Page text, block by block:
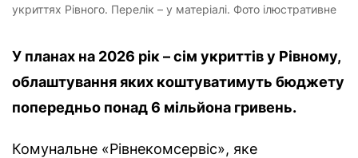
укриттях Рівного. Перелік – у матеріалі. Фото ілюстративне
У планах на 2026 рік – сім укриттів у Рівному,
облаштування яких коштуватимуть бюджету
попередньо понад 6 мільйона гривень.
Комунальне «Рівнекомсервіс», яке